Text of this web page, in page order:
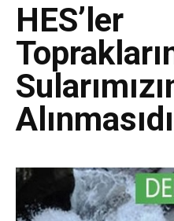
HES’ler